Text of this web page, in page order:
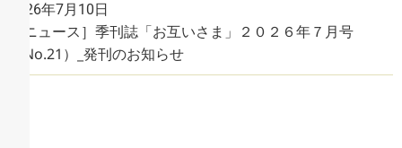
2026年7月10日
［ニュース］季刊誌「お互いさま」２０２６年７月号
（No.21）_発刊のお知らせ